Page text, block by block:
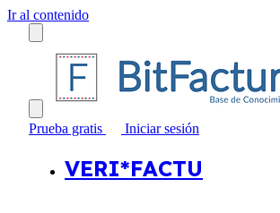
Ir al contenido
Prueba gratis Iniciar sesión
VERI*FACTU